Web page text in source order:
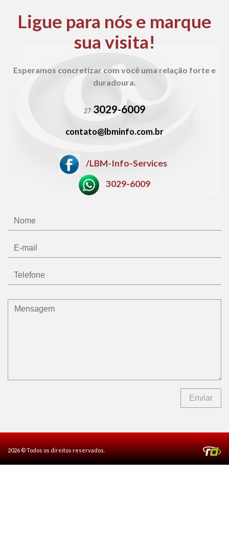
Ligue para nós e marque
sua visita!
Esperamos concretizar com você uma relação forte e
duradoura.
27 3029-6009
contato@lbminfo.com.br
/LBM-Info-Services
3029-6009
Enviar
2026 © Todos os direitos reservados.